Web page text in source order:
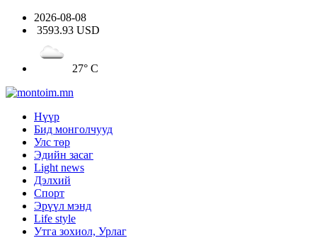
2026-08-08
3593.93 USD
27° C
Нүүр
Бид монголчууд
Улс төр
Эдийн засаг
Light news
Дэлхий
Спорт
Эрүүл мэнд
Life style
Утга зохиол, Урлаг